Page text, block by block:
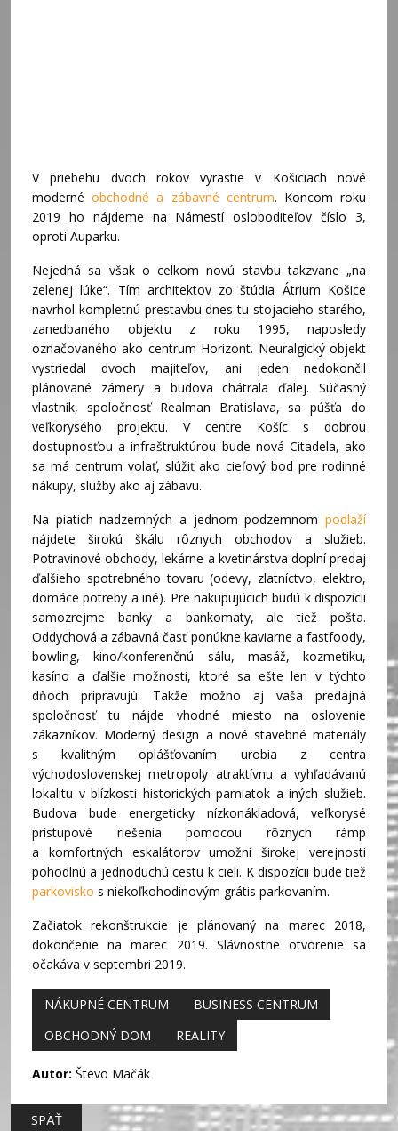
V priebehu dvoch rokov vyrastie v Košiciach nové
modernéobchodné a zábavné centrum. Koncom roku
2019 ho nájdeme na Námestí osloboditeľov číslo 3,
oproti Auparku.
Nejedná sa však o celkom novú stavbu takzvane „na
zelenej lúke“. Tím architektov zo štúdia Átrium Košice
navrhol kompletnú prestavbu dnes tu stojacieho starého,
zanedbaného objektu z roku 1995, naposledy
označovaného ako centrum Horizont. Neuralgický objekt
vystriedal dvoch majiteľov, ani jeden nedokončil
plánované zámery a budova chátrala ďalej. Súčasný
vlastník, spoločnosť Realman Bratislava, sa púšťa do
veľkorysého projektu. V centre Košíc s dobrou
dostupnosťou a infraštruktúrou bude nová Citadela, ako
sa má centrum volať, slúžiť ako cieľový bod pre rodinné
nákupy, služby ako aj zábavu.
Na piatich nadzemných a jednom podzemnom podlaží
nájdete širokú škálu rôznych obchodov a služieb.
Potravinové obchody, lekárne a kvetinárstva doplní predaj
ďalšieho spotrebného tovaru (odevy, zlatníctvo, elektro,
domáce potreby a iné). Pre nakupujúcich budú k dispozícii
samozrejme banky a bankomaty, ale tiež pošta.
Oddychová a zábavná časť ponúkne kaviarne a fastfoody,
bowling, kino/konferenčnú sálu, masáž, kozmetiku,
kasíno a ďalšie možnosti, ktoré sa ešte len v týchto
dňoch pripravujú. Takže možno aj vaša predajná
spoločnosť tu nájde vhodné miesto na oslovenie
zákazníkov. Moderný design a nové stavebné materiály
s kvalitným oplášťovaním urobia z centra
východoslovenskej metropoly atraktívnu a vyhľadávanú
lokalitu v blízkosti historických pamiatok a iných služieb.
Budova bude energeticky nízkonákladová, veľkorysé
prístupové riešenia pomocou rôznych rámp
a komfortných eskalátorov umožní širokej verejnosti
pohodlnú a jednoduchú cestu k cieli. K dispozícii bude tiež
parkovisko s niekoľkohodinovým grátis parkovaním.
Začiatok rekonštrukcie je plánovaný na marec 2018,
dokončenie na marec 2019. Slávnostne otvorenie sa
očakáva v septembri 2019.
NÁKUPNÉ CENTRUM
BUSINESS CENTRUM
OBCHODNÝ DOM
REALITY
Autor: Števo Mačák
SPÄŤ